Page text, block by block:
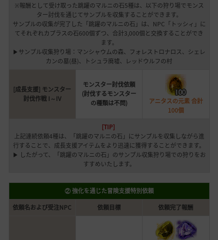
※報酬として受け取った跳躍のマルニの石5種は、以下の狩り場でモンス
ター討伐を通じてサンプルを収集することができます。
サンプルの収集が完了した「跳躍のマルニの石」は、NPC「トッシィ」に
てそれぞれカプラスの石600個ずつ、合計3,000個と交換することができ
ます。
▶サンプル収集狩り場：マンシャウムの森、フォレストロナロス、シェレ
カンの墓(昼)、トシュラ廃墟、レッドウルフの村
[成長支援] モンスター
討伐作戦 I～IV
モンスター討伐依頼
(討伐するモンスター
の種類は不問)
アニタスの元素 合計
100個
[TIP]
上記連続依頼4種は、「跳躍のマルニの石」にサンプルを収集しながら進
行することで、成長支援アイテムをより迅速に獲得することができます。
▶ したがって、「跳躍のマルニの石」のサンプル収集狩り場での狩りをお
すすめいたします。
② 強化を通じた冒険支援特別依頼
依頼名および受注NPC
依頼目標 依頼完了報酬